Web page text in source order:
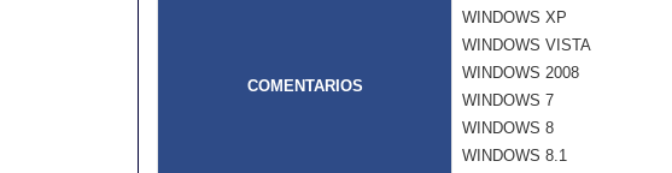
COMENTARIOS
WINDOWS XP
WINDOWS VISTA
WINDOWS 2008
WINDOWS 7
WINDOWS 8
WINDOWS 8.1